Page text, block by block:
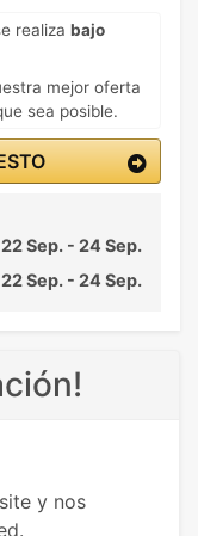
realiza bajo
mejor oferta
sea posible.
22 Sep. - 24 Sep.
22 Sep. - 24 Sep.
y nos